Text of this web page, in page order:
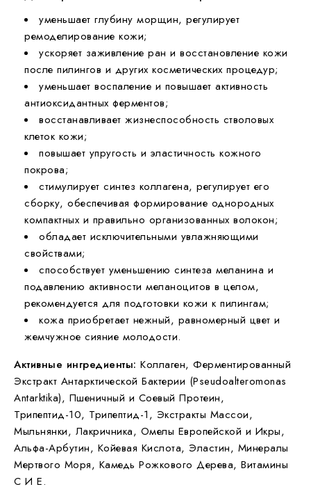
уменьшает глубину морщин, регулирует
ремоделирование кожи;
ускоряет заживление ран и восстановление кожи
после пилингов и других косметических процедур;
уменьшает воспаление и повышает активность
антиоксидантных ферментов;
восстанавливает жизнеспособность стволовых
клеток кожи;
повышает упругость и эластичность кожного
покрова;
стимулирует синтез коллагена, регулирует его
сборку, обеспечивая формирование однородных
компактных и правильно организованных волокон;
обладает исключительными увлажняющими
свойствами;
способствует уменьшению синтеза меланина и
подавлению активности меланоцитов в целом,
рекомендуется для подготовки кожи к пилингам;
кожа приобретает нежный, равномерный цвет и
жемчужное сияние молодости.
Активные ингредиенты: Коллаген, Ферментированный
Экстракт Антарктической Бактерии (Pseudoalteromonas
Antarktika), Пшеничный и Соевый Протеин,
Трипептид-10, Трипептид-1, Экстракты Массои,
Мыльнянки, Лакричника, Омелы Европейской и Икры,
Альфа-Арбутин, Койевая Кислота, Эластин, Минералы
Мертвого Моря, Камедь Рожкового Дерева, Витамины
С И Е.